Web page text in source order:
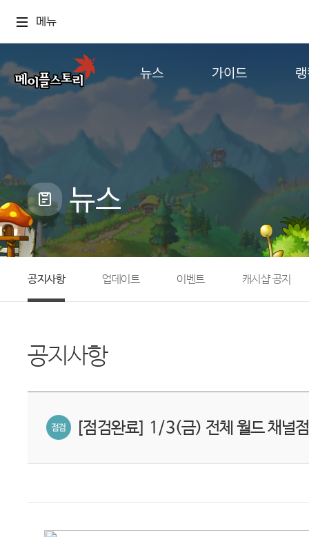
메뉴
뉴스
공지사항
업데이트
캐시샵 공지
메이플 알림판
with maple
가이드
게임정보
직업소개
확률형 아이템
NEXON NOW
뉴스
공지사항 업데이트 이벤트 캐시샵 공지
공지사항
[점검완료] 1/3(금) 전체 월드 채